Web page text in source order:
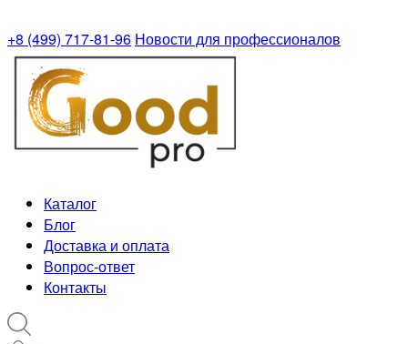
+8 (499) 717-81-96 Новости для профессионалов
Каталог
Блог
Доставка и оплата
Вопрос-ответ
Контакты